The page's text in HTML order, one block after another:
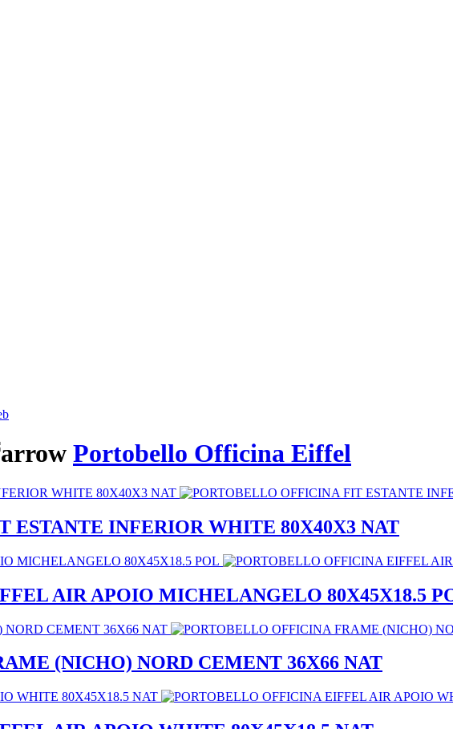
Portobello Officina Eiffel
ESTANTE INFERIOR WHITE 80X40X3 NAT
AIR APOIO MICHELANGELO 80X45X18.5
(NICHO) NORD CEMENT 36X66 NAT